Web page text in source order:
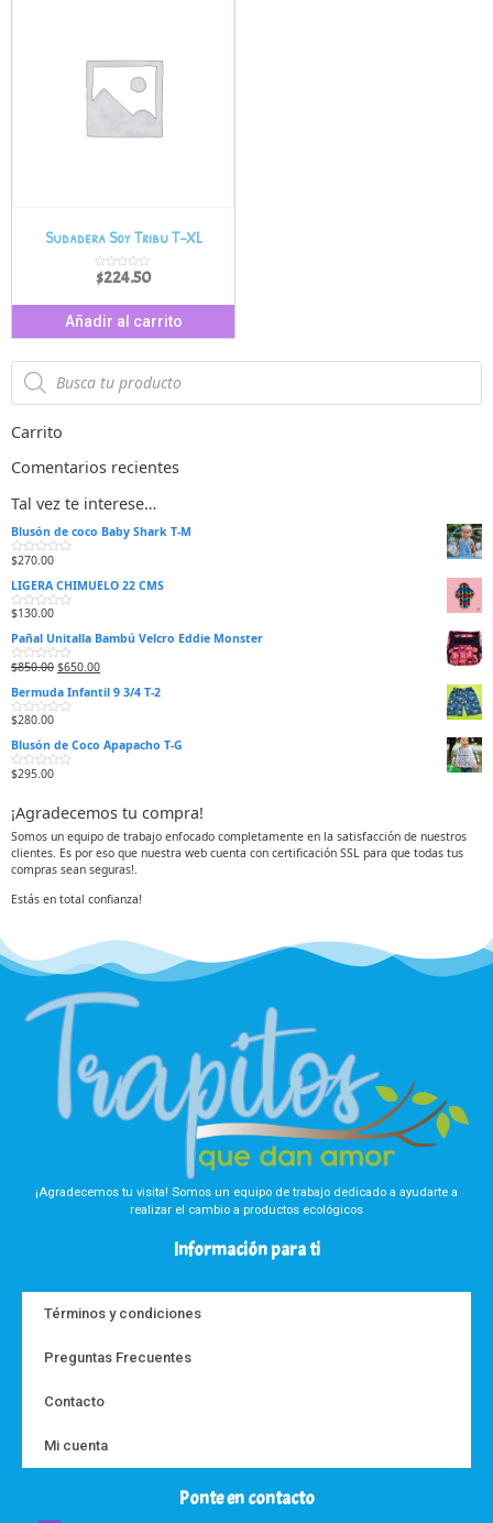
Sudadera Soy Tribu T-XL
V
a
o
r
a
d
n
d
5
$224.50
Añadir al carrito
Carrito
Comentarios recientes
Tal vez te interese…
Blusón de coco Baby Shark T-M
V
l
o
r
a
o
e
n
0
e
5
$270.00
LIGERA CHIMUELO 22 CMS
V
l
o
r
a
o
e
n
0
e
5
$130.00
Pañal Unitalla Bambú Velcro Eddie Monster
V
l
o
r
a
o
e
n
0
5
$850.00 $650.00
Bermuda Infantil 9 3/4 T-2
V
l
o
r
a
e
n
0
d
e
5
$280.00
Blusón de Coco Apapacho T-G
V
o
r
a
d
o
n
d
$295.00
¡Agradecemos tu compra!
Somos un equipo de trabajo enfocado completamente en la satisfacción de nuestros
clientes. Es por eso que nuestra web cuenta con certificación SSL para que todas tus
compras sean seguras!.
Estás en total confianza!
¡Agradecemos tu visita! Somos un equipo de trabajo dedicado a ayudarte a
realizar el cambio a productos ecológicos
Información para ti
Términos y condiciones
Preguntas Frecuentes
Contacto
Mi cuenta
Ponte en contacto